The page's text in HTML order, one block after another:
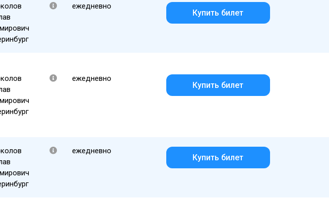
ежедневно
Купить билет
ежедневно
Купить билет
ежедневно
Купить билет